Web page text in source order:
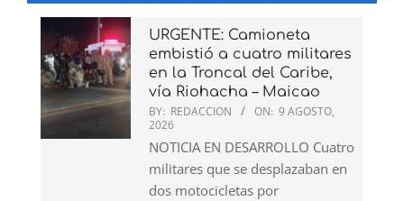
URGENTE: Camioneta
embistió a cuatro militares
en la Troncal del Caribe,
vía Riohacha – Maicao
BY: REDACCION ON: 9 AGOSTO,
2026
NOTICIA EN DESARROLLO Cuatro
militares que se desplazaban en
dos motocicletas por